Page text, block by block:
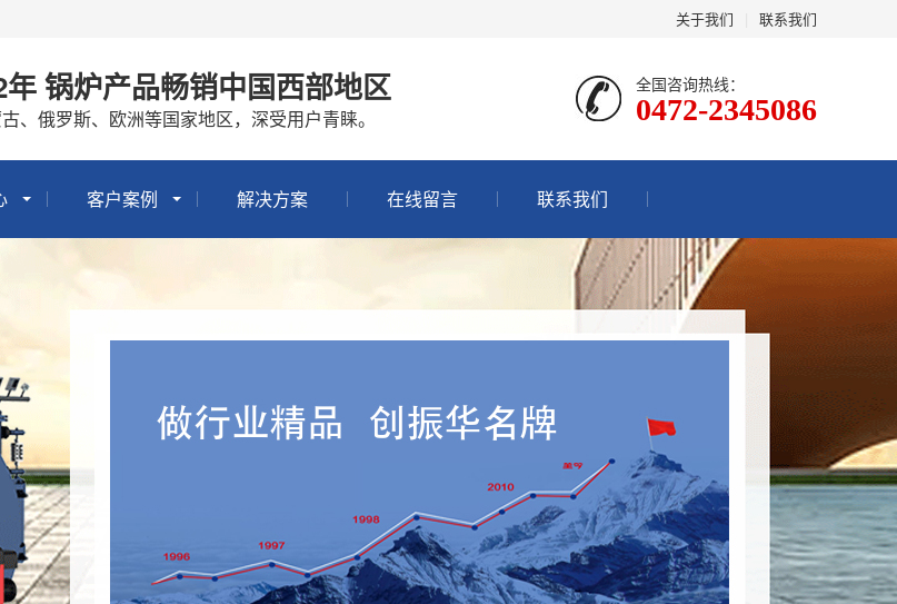
关于我们 联系我们
锅炉产品畅销中国西部地区
、俄罗斯、欧洲等国家地区，深受用户青睐。
全国咨询热线：
0472-2345086
客户案例 解决方案 在线留言 联系我们